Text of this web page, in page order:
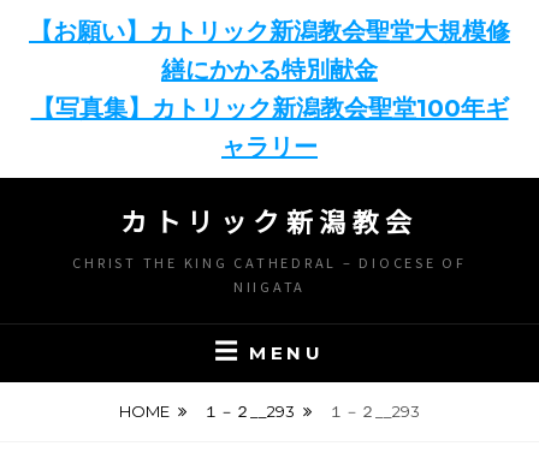
【お願い】カトリック新潟教会聖堂大規模修
繕にかかる特別献金
【写真集】カトリック新潟教会聖堂100年ギ
ャラリー
content
カトリック新潟教会
CHRIST THE KING CATHEDRAL – DIOCESE OF
NIIGATA
MENU
HOME １－２__293 １－２__293